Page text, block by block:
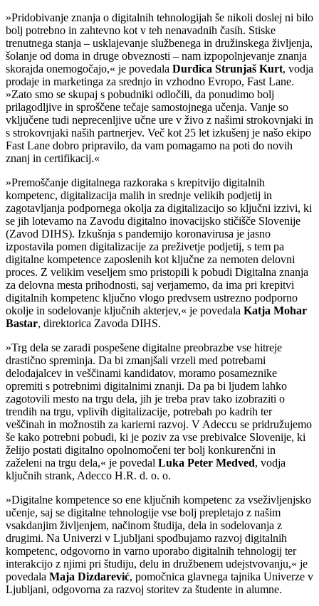
»Pridobivanje znanja o digitalnih tehnologijah še nikoli doslej ni bilo
bolj potrebno in zahtevno kot v teh nenavadnih časih. Stiske
trenutnega stanja – usklajevanje službenega in družinskega življenja,
šolanje od doma in druge obveznosti – nam izpopolnjevanje znanja
skorajda onemogočajo,« je povedala Durđica Strunjaš Kurt, vodja
prodaje in marketinga za srednjo in vzhodno Evropo, Fast Lane.
»Zato smo se skupaj s pobudniki odločili, da ponudimo bolj
prilagodljive in sproščene tečaje samostojnega učenja. Vanje so
vključene tudi neprecenljive učne ure v živo z našimi strokovnjaki in
s strokovnjaki naših partnerjev. Več kot 25 let izkušenj je našo ekipo
Fast Lane dobro pripravilo, da vam pomagamo na poti do novih
znanj in certifikacij.«
»Premoščanje digitalnega razkoraka s krepitvijo digitalnih
kompetenc, digitalizacija malih in srednje velikih podjetij in
zagotavljanja podpornega okolja za digitalizacijo so ključni izzivi, ki
se jih lotevamo na Zavodu digitalno inovacijsko stičišče Slovenije
(Zavod DIHS). Izkušnja s pandemijo koronavirusa je jasno
izpostavila pomen digitalizacije za preživetje podjetij, s tem pa
digitalne kompetence zaposlenih kot ključne za nemoten delovni
proces. Z velikim veseljem smo pristopili k pobudi Digitalna znanja
za delovna mesta prihodnosti, saj verjamemo, da ima pri krepitvi
digitalnih kompetenc ključno vlogo predvsem ustrezno podporno
okolje in sodelovanje ključnih akterjev,« je povedala Katja Mohar
Bastar, direktorica Zavoda DIHS.
»Trg dela se zaradi pospešene digitalne preobrazbe vse hitreje
drastično spreminja. Da bi zmanjšali vrzeli med potrebami
delodajalcev in veščinami kandidatov, moramo posameznike
opremiti s potrebnimi digitalnimi znanji. Da pa bi ljudem lahko
zagotovili mesto na trgu dela, jih je treba prav tako izobraziti o
trendih na trgu, vplivih digitalizacije, potrebah po kadrih ter
veščinah in možnostih za karierni razvoj. V Adeccu se pridružujemo
še kako potrebni pobudi, ki je poziv za vse prebivalce Slovenije, ki
želijo postati digitalno opolnomočeni ter bolj konkurenčni in
zaželeni na trgu dela,« je povedal Luka Peter Medved, vodja
ključnih strank, Adecco H.R. d. o. o.
»Digitalne kompetence so ene ključnih kompetenc za vseživljenjsko
učenje, saj se digitalne tehnologije vse bolj prepletajo z našim
vsakdanjim življenjem, načinom študija, dela in sodelovanja z
drugimi. Na Univerzi v Ljubljani spodbujamo razvoj digitalnih
kompetenc, odgovorno in varno uporabo digitalnih tehnologij ter
interakcijo z njimi pri študiju, delu in družbenem udejstvovanju,« je
povedala Maja Dizdarević, pomočnica glavnega tajnika Univerze v
Ljubljani, odgovorna za razvoj storitev za študente in alumne.